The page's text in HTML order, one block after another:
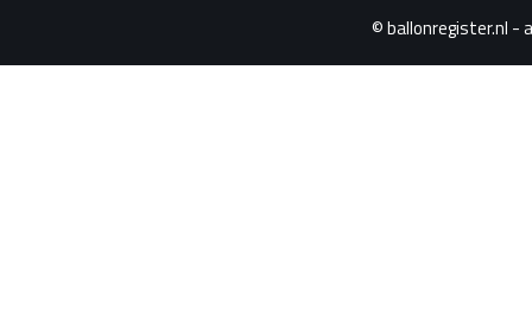
© ballonregister.nl -